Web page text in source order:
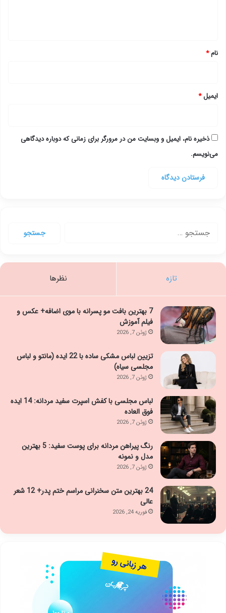
نام*
ایمیل*
ذخیره نام، ایمیل و وبسایت من در مرورگر برای زمانی که دوباره دیدگاهی
می‌نویسم.
تازه نظرها
7 بهترین بافت مو پسرانه با موی اضافه+ عکس و
فیلم آموزش
ژوئن 7, 2026
تزیین لباس مشکی ساده با 22 ایده (مانتو و لباس
مجلسی سیاه)
ژوئن 7, 2026
لباس مجلسی با کفش اسپرت سفید مردانه: 14 ایده
فوق العاده
ژوئن 7, 2026
رنگ پیراهن مردانه برای پوست سفید: 5 بهترین
مدل و نمونه
ژوئن 7, 2026
24 بهترین متن سخنرانی مراسم ختم پدر+ 12 شعر
عالی
فوریه 24, 2026